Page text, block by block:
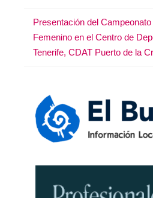
Presentación del Campeonato
Femenino en el Centro de
Tenerife, CDAT Puerto de la